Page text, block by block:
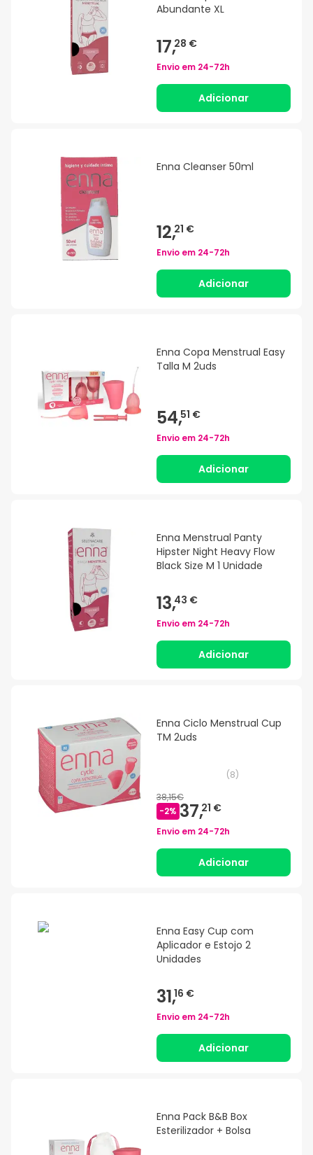
Abundante XL
17,28 €
Envio em 24-72h
Adicionar
Enna Cleanser 50ml
12,21 €
Envio em 24-72h
Adicionar
Enna Copa Menstrual Easy
Talla M 2uds
54,51 €
Envio em 24-72h
Adicionar
Enna Menstrual Panty
Hipster Night Heavy Flow
Black Size M 1 Unidade
13,43 €
Envio em 24-72h
Adicionar
Enna Ciclo Menstrual Cup
TM 2uds
(8)
38,15€
-2% 37,21 €
Envio em 24-72h
Adicionar
Enna Easy Cup com
Aplicador e Estojo 2
Unidades
31,16 €
Envio em 24-72h
Adicionar
Enna Pack B&B Box
Esterilizador + Bolsa